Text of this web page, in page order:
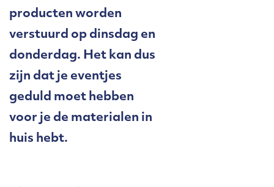
producten worden
verstuurd op dinsdag en
donderdag. Het kan dus
zijn dat je eventjes
geduld moet hebben
voor je de materialen in
huis hebt.